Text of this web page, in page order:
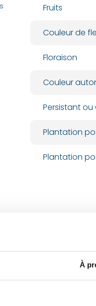
À
Fruits
Couleur de
Floraison
Couleur
Persistant
Plantation
Plantation